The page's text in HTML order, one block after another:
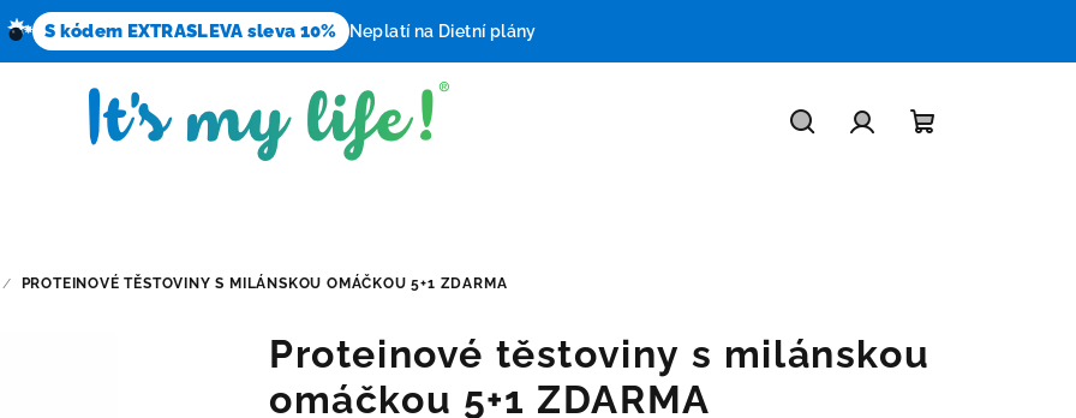
S kódem EXTRASLEVA sleva 10% Neplatí na Dietní plány
/ PROTEINOVÉ TĚSTOVINY S MILÁNSKOU OMÁČKOU 5+1 ZDARMA
Proteinové těstoviny s milánskou
omáčkou 5+1 ZDARMA